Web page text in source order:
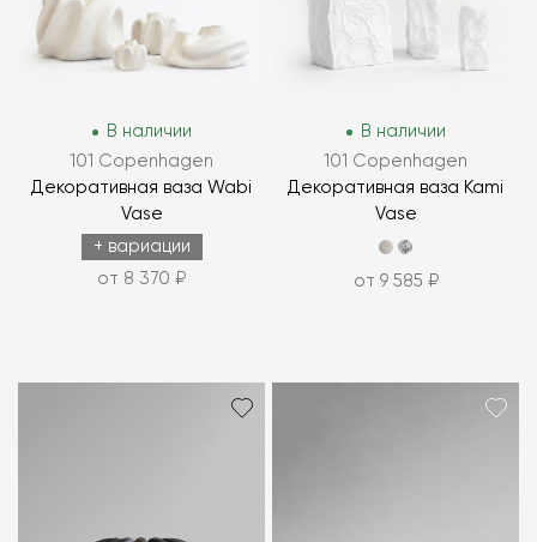
В наличии
101 Copenhagen
Декоративная ваза Wabi
Vase
+ вариации
от 8 370 ₽
В наличии
101 Copenhagen
Декоративная ваза Kami
Vase
от 9 585 ₽